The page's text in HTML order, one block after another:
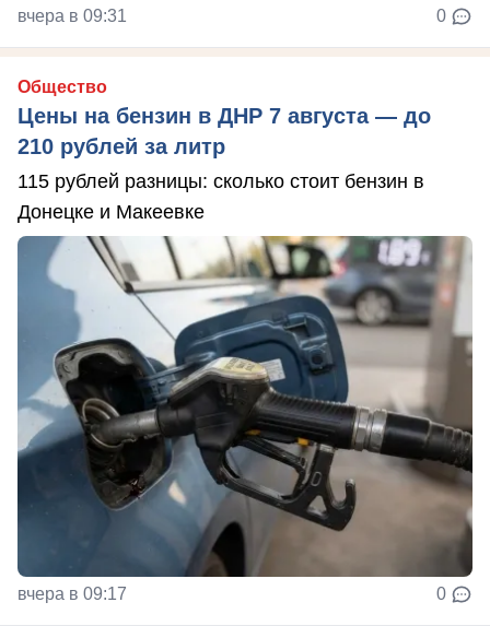
вчера в 09:31 0
Общество
Цены на бензин в ДНР 7 августа — до
210 рублей за литр
115 рублей разницы: сколько стоит бензин в
Донецке и Макеевке
вчера в 09:17 0